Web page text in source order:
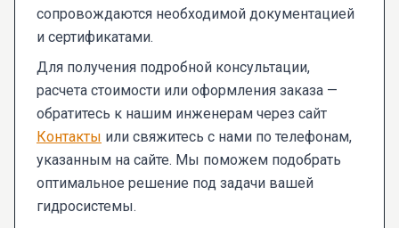
сопровождаются необходимой документацией
и сертификатами.
Для получения подробной консультации,
расчета стоимости или оформления заказа —
обратитесь к нашим инженерам через сайт
Контакты или свяжитесь с нами по телефонам,
указанным на сайте. Мы поможем подобрать
оптимальное решение под задачи вашей
гидросистемы.